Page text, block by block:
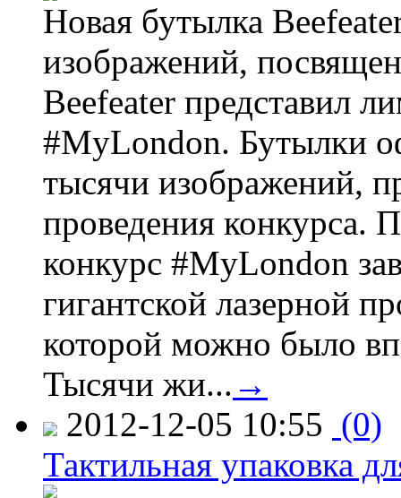
Новая бутылка
изображений,
Beefeater представил
#MyLondon. Бутылки
тысячи изображений,
проведения конкурса.
конкурс #MyLondon
гигантской лазерной
которой можно было
Тысячи жи... →
2012-12-05 10:55 (0)
Тактильная упаковка